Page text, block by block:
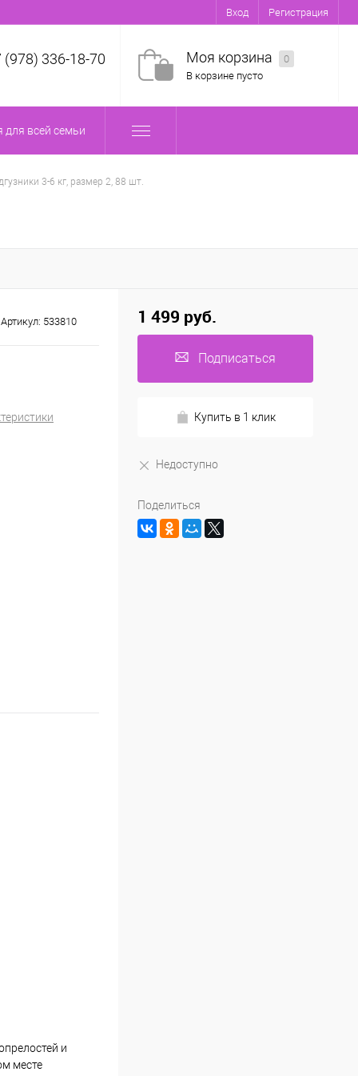
Вход Регистрация
(978) 336-18-70 Моя корзина
0
В корзине пусто
всей семьи
3-6 кг, размер 2, 88 шт.
Артикул: 533810
и
месте
1 499 руб.
Подписаться
Купить в 1 клик
Недоступно
Поделиться